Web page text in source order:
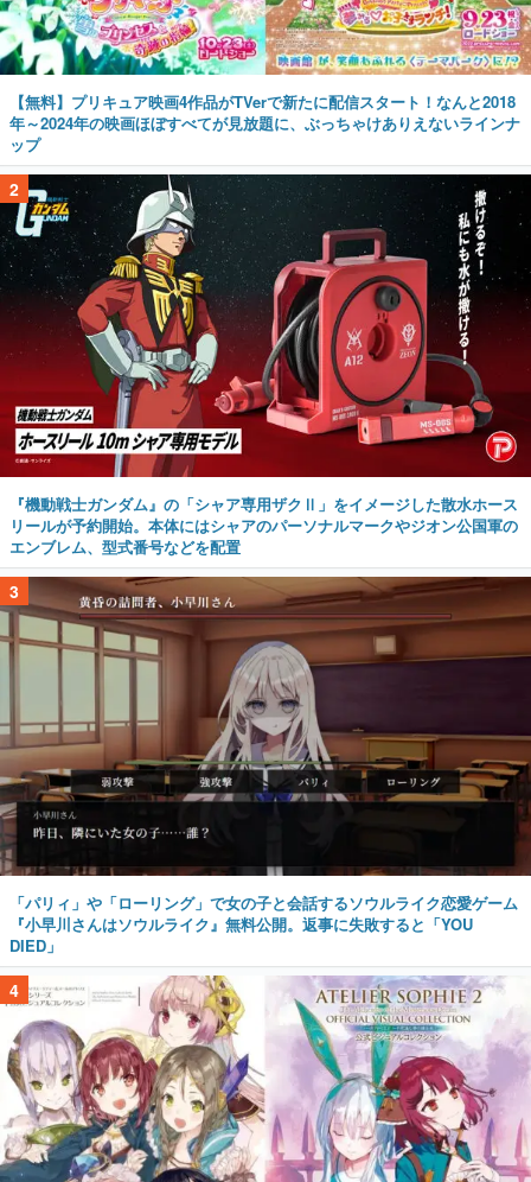
【無料】プリキュア映画4作品がTVerで新たに配信スタート！なんと2018
年～2024年の映画ほぼすべてが見放題に、ぶっちゃけありえないラインナ
ップ
2
『機動戦士ガンダム』の「シャア専用ザクⅡ」をイメージした散水ホース
リールが予約開始。本体にはシャアのパーソナルマークやジオン公国軍の
エンブレム、型式番号などを配置
3
「パリィ」や「ローリング」で女の子と会話するソウルライク恋愛ゲーム
『小早川さんはソウルライク』無料公開。返事に失敗すると「YOU
DIED」
4